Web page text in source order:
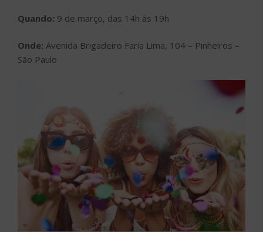
Quando: 9 de março, das 14h às 19h
Onde: Avenida Brigadeiro Faria Lima, 104 – Pinheiros –
São Paulo